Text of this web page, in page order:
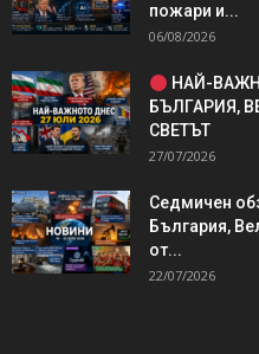
пожари и...
06/08/2026
НАЙ-
БЪЛГАРИЯ,
СВЕТЪТ
27/07/2026
Седмичен
България,
от...
22/07/2026